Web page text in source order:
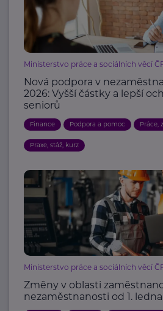
Ministerstvo práce a sociálních věcí
Nová podpora v
2026: Vyšší částky a lepší
seniorů
Finance Podpora a pomoc Práce,
Praxe, stáž, kurz
Ministerstvo práce a sociálních věcí
Změny v oblasti
nezaměstnanosti od 1.